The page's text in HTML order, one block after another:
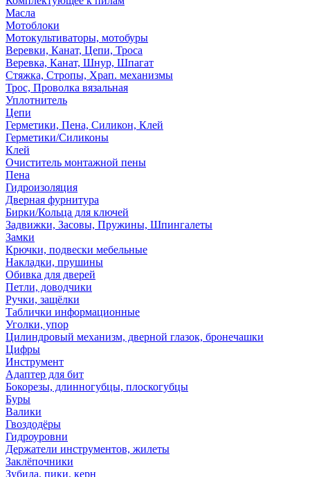
Масла
Мотоблоки
Мотокультиваторы, мотобуры
Веревки, Канат, Цепи, Троса
Веревка, Канат, Шнур, Шпагат
Стяжка, Стропы, Храп. механизмы
Трос, Проволка вязальная
Уплотнитель
Цепи
Герметики, Пена, Силикон, Клей
Герметики/Силиконы
Клей
Очиститель монтажной пены
Пена
Гидроизоляция
Дверная фурнитура
Бирки/Кольца для ключей
Задвижки, Засовы, Пружины, Шпингалеты
Замки
Крючки, подвески мебельные
Накладки, прушины
Обивка для дверей
Петли, доводчики
Ручки, защёлки
Таблички информационные
Уголки, упор
Цилиндровый механизм, дверной глазок, бронечашки
Цифры
Инструмент
Адаптер для бит
Бокорезы, длинногубцы, плоскогубцы
Буры
Валики
Гвоздодёры
Гидроуровни
Держатели инструментов, жилеты
Заклёпочники
Зубила, пики, керн